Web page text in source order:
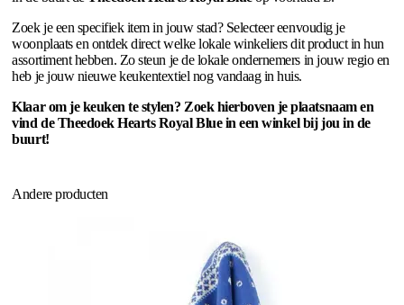
Zoek je een specifiek item in jouw stad? Selecteer eenvoudig je
woonplaats en ontdek direct welke lokale winkeliers dit product in hun
assortiment hebben. Zo steun je de lokale ondernemers in jouw regio en
heb je jouw nieuwe keukentextiel nog vandaag in huis.
Klaar om je keuken te stylen? Zoek hierboven je plaatsnaam en
vind de Theedoek Hearts Royal Blue in een winkel bij jou in de
buurt!
Andere producten